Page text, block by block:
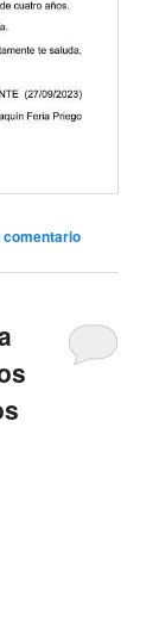
comentario